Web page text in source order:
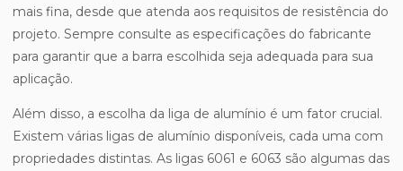
mais fina, desde que atenda aos requisitos de resistência do
projeto. Sempre consulte as especificações do fabricante
para garantir que a barra escolhida seja adequada para sua
aplicação.
Além disso, a escolha da liga de alumínio é um fator crucial.
Existem várias ligas de alumínio disponíveis, cada uma com
propriedades distintas. As ligas 6061 e 6063 são algumas das